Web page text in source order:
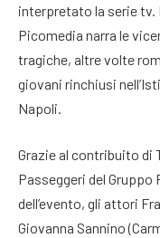
interpretato la serie tv.
Picomedia narra le
tragiche, altre volte
giovani rinchiusi
Napoli.
Grazie al contribuito di
Passeggeri del Gruppo
dell’evento, gli attori
Giovanna Sannino